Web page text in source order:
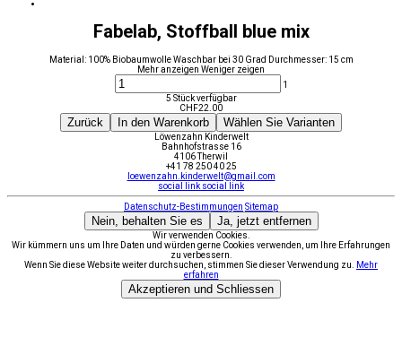
Fabelab, Stoffball blue mix
Material: 100% Biobaumwolle Waschbar bei 30 Grad Durchmesser: 15 cm
Mehr anzeigen Weniger zeigen
1
5 Stück verfügbar
CHF22.00
Zurück In den Warenkorb Wählen Sie Varianten
Löwenzahn Kinderwelt
Bahnhofstrasse 16
4106 Therwil
+41 78 250 40 25
loewenzahn.kinderwelt@gmail.com
social link social link
Datenschutz-Bestimmungen Sitemap
Nein, behalten Sie es Ja, jetzt entfernen
Wir verwenden Cookies.
Wir kümmern uns um Ihre Daten und würden gerne Cookies verwenden, um Ihre Erfahrungen
zu verbessern.
Wenn Sie diese Website weiter durchsuchen, stimmen Sie dieser Verwendung zu.
Mehr
erfahren
Akzeptieren und Schliessen